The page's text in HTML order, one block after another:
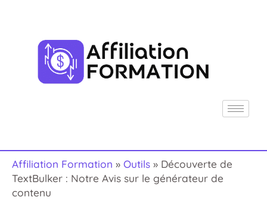
contenu
Affiliation Formation » Outils » Découverte de
TextBulker : Notre Avis sur le générateur de
contenu
h
e
r